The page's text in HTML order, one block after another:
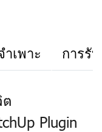
เพาะ การรั
Plugin